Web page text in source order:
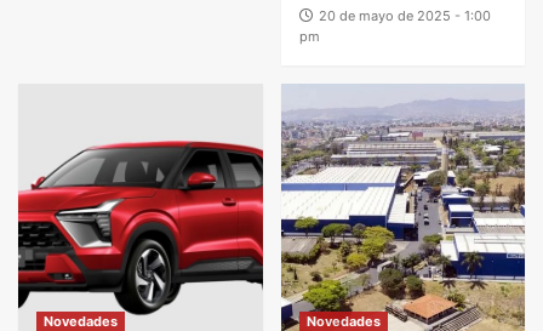
20 de mayo de 2025 - 1:00
pm
Novedades Novedades